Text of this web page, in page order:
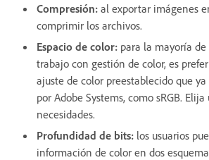
Compresión: al exportar imágenes
comprimir los archivos.
Espacio de color: para la mayoría
trabajo con gestión de color, es
ajuste de color preestablecido que
por Adobe Systems, como sRGB.
necesidades.
Profundidad de bits: los usuarios
información de color en dos